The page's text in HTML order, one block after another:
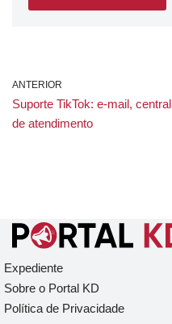
ANTERIOR
Suporte TikTok: e-mail, central
de atendimento
Expediente
Sobre o Portal KD
Política de Privacidade